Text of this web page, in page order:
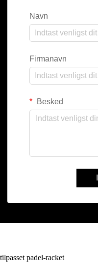
Navn
Firmanavn
Besked
tilpasset padel-racket